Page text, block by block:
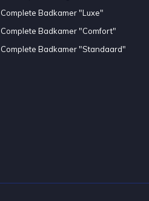
Complete Badkamer "Luxe"
Complete Badkamer "Comfort"
Complete Badkamer "Standaard"